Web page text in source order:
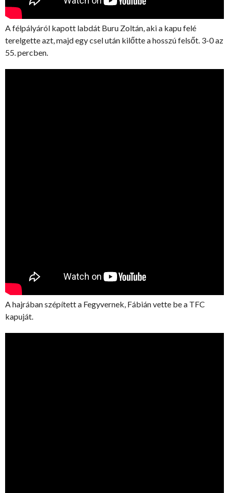
A félpályáról kapott labdát Buru Zoltán, aki a kapu felé
terelgette azt, majd egy csel után kilőtte a hosszú felsőt. 3-0 az
55. percben.
A hajrában szépített a Fegyvernek, Fábián vette be a TFC
kapuját.